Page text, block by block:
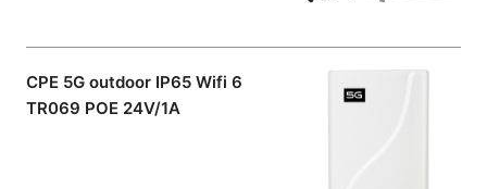
CPE 5G outdoor IP65 Wifi 6
TR069 POE 24V/1A